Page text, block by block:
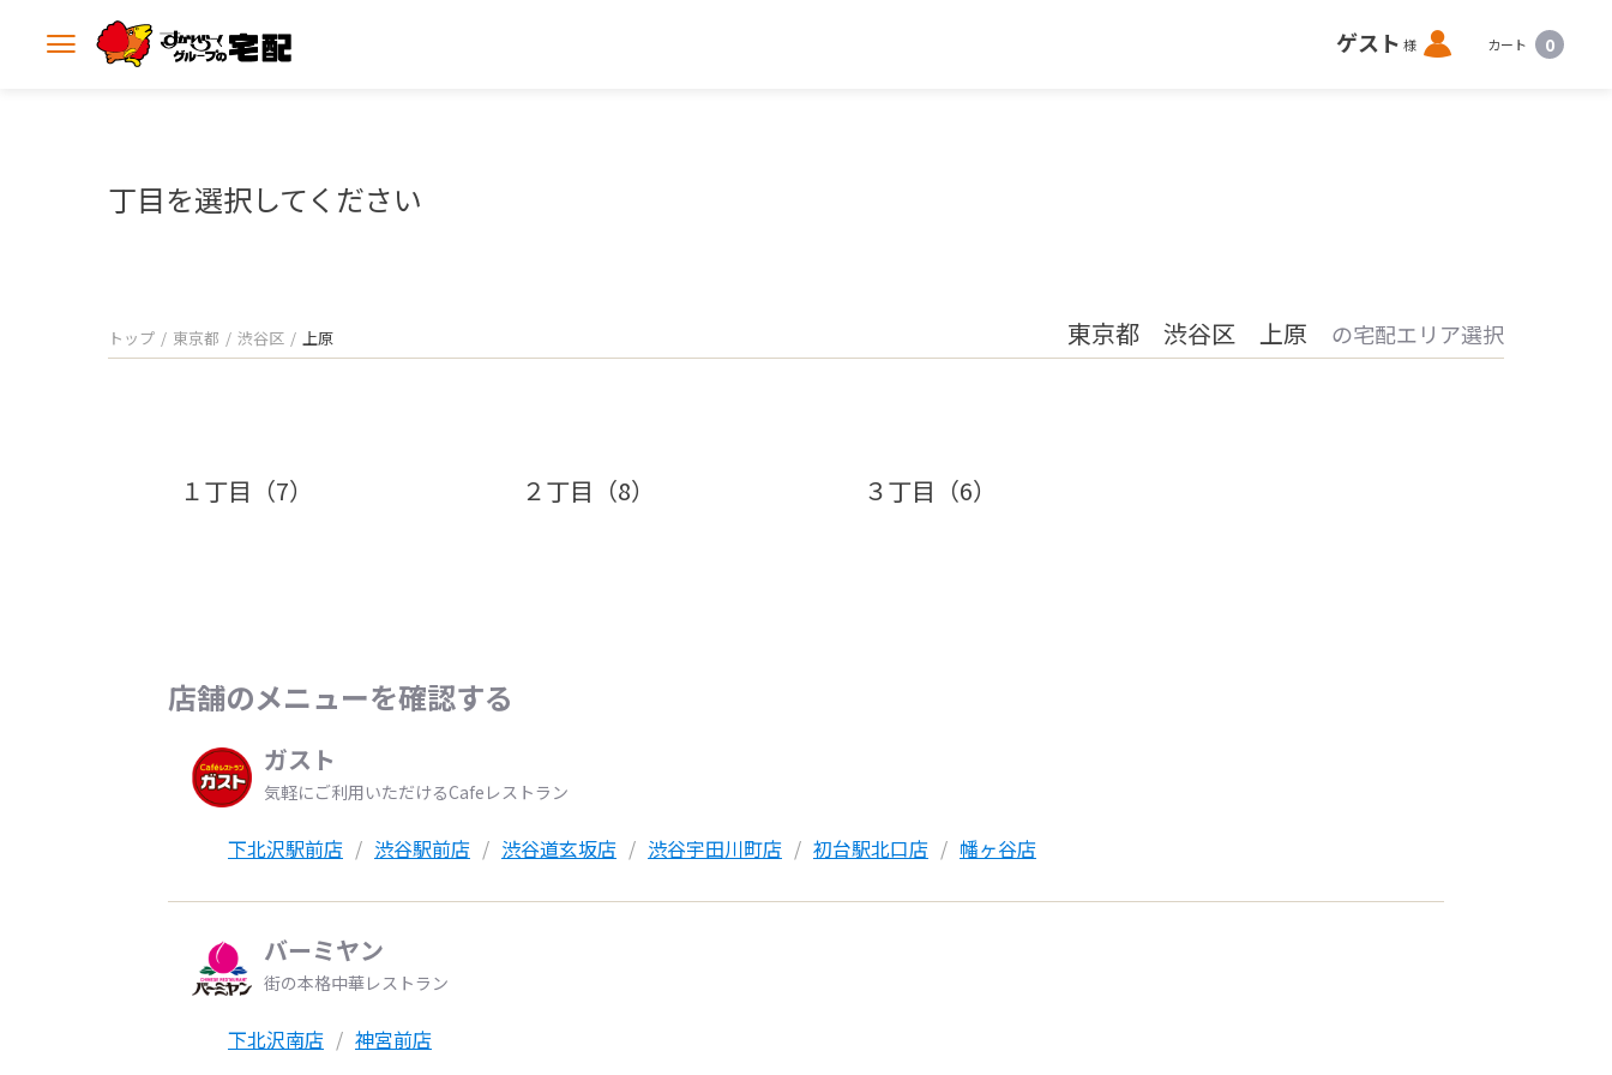
メ
ゲスト 様 ロ
グ
カート 0
丁目を選択してください
トップ 東京都 渋谷区 上原 東京都 渋谷区 上原 の宅配エリア選択
１丁目（7） ２丁目（8） ３丁目（6）
店舗のメニューを確認する
ガスト
気軽にご利用いただけるCafeレストラン
下北沢駅前店 渋谷駅前店 渋谷道玄坂店 渋谷宇田川町店 初台駅北口店 幡ヶ谷店
バーミヤン
街の本格中華レストラン
下北沢南店 神宮前店